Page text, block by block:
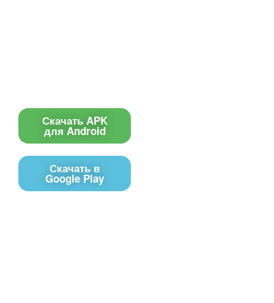
Скачать APK
для Android
Скачать в
Google Play